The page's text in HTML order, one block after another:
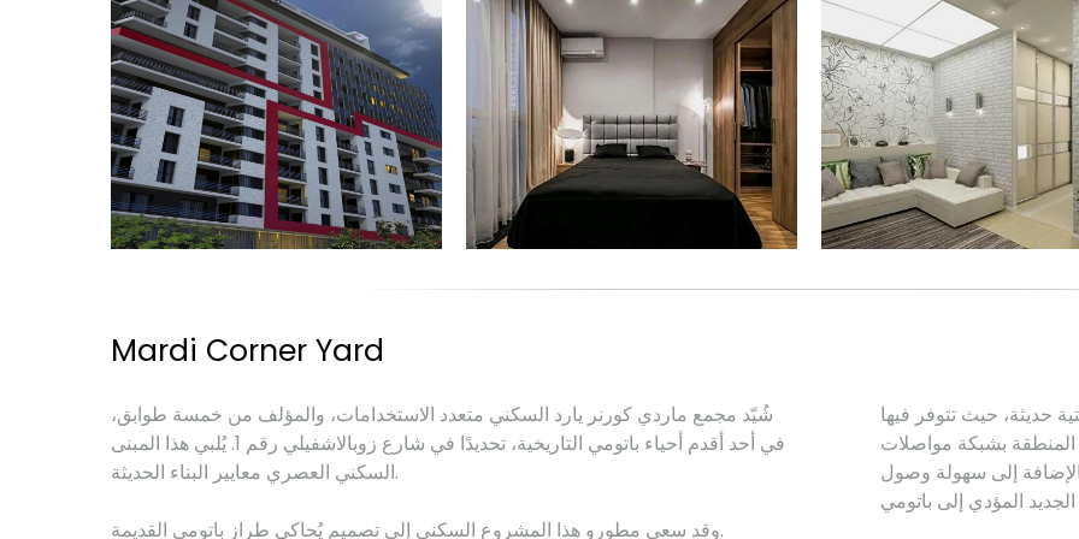
Mardi Corner Yard
شُيّد مجمع ماردي كورنر يارد السكني متعدد الاستخدامات، والمؤلف من خمسة طوابق،
في أحد أقدم أحياء باتومي التاريخية، تحديدًا في شارع زوبالاشفيلي رقم 1. يُلبي هذا المبنى
السكني العصري معايير البناء الحديثة.
وقد سعى مطورو هذا المشروع السكني إلى تصميم يُحاكي طراز باتومي القديمة.
حديثة، حيث تتوفر فيها
بشبكة مواصلات
إلى سهولة وصول